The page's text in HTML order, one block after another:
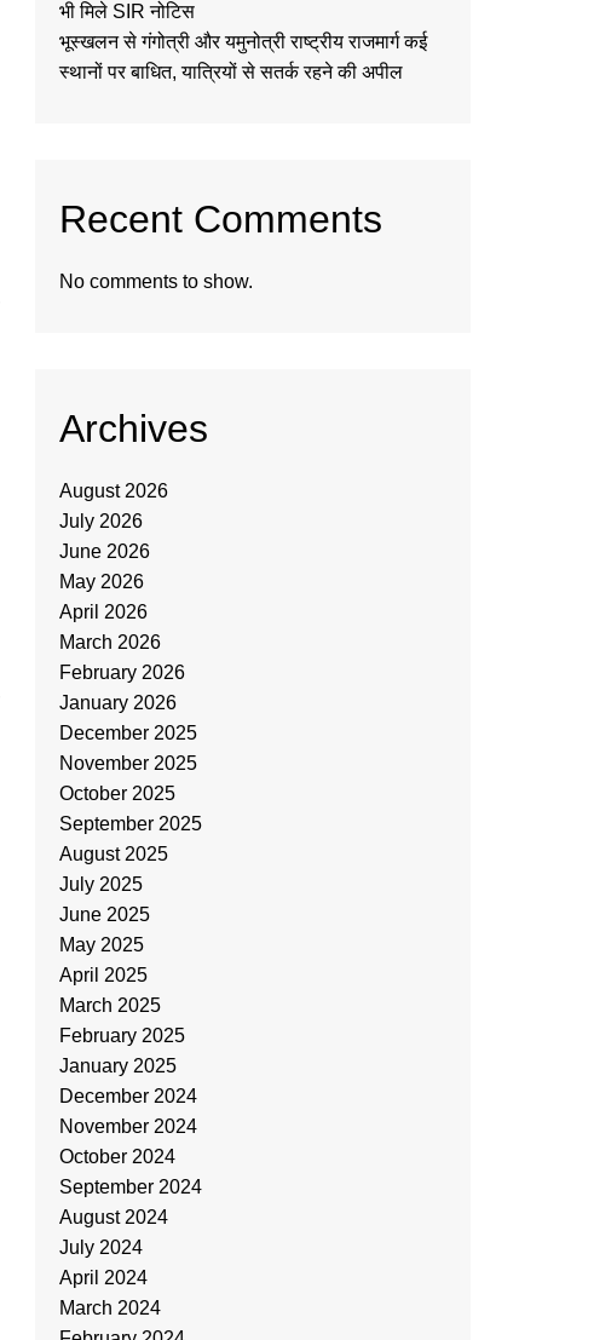
भी मिले SIR नोटिस
भूस्खलन से गंगोत्री और यमुनोत्री राष्ट्रीय राजमार्ग कई
स्थानों पर बाधित, यात्रियों से सतर्क रहने की अपील
Recent Comments
No comments to show.
Archives
August 2026
July 2026
June 2026
May 2026
April 2026
March 2026
February 2026
January 2026
December 2025
November 2025
October 2025
September 2025
August 2025
July 2025
June 2025
May 2025
April 2025
March 2025
February 2025
January 2025
December 2024
November 2024
October 2024
September 2024
August 2024
July 2024
April 2024
March 2024